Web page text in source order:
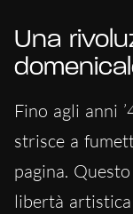
Una
Fino agli anni
strisce a
pagina.
libertà